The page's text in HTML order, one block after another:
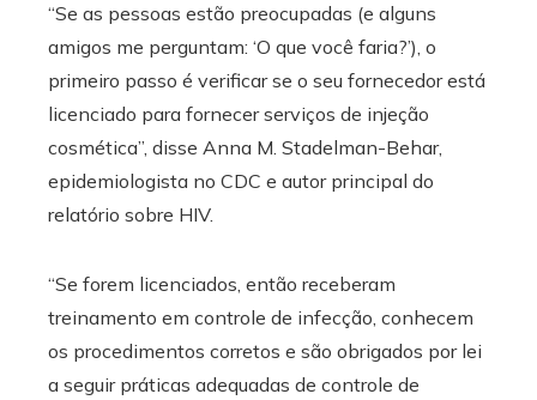
“Se as pessoas estão preocupadas (e alguns
amigos me perguntam: ‘O que você faria?’), o
primeiro passo é verificar se o seu fornecedor está
licenciado para fornecer serviços de injeção
cosmética”, disse Anna M. Stadelman-Behar,
epidemiologista no CDC e autor principal do
relatório sobre HIV.
“Se forem licenciados, então receberam
treinamento em controle de infecção, conhecem
os procedimentos corretos e são obrigados por lei
a seguir práticas adequadas de controle de